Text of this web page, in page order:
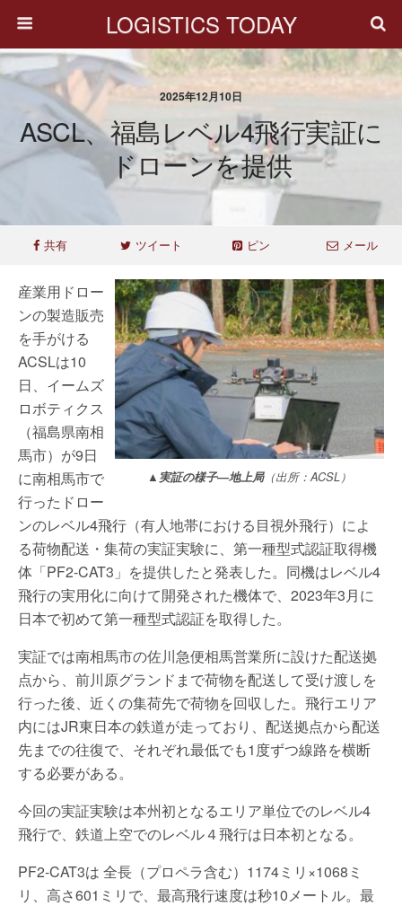
LOGISTICS TODAY
2025年12月10日
ASCL、福島レベル4飛行実証に
ドローンを提供
共有 ツイート ピン メール
▲実証の様子―地上局（出所：ACSL）
産業用ドロー
ンの製造販売
を手がける
ACSLは10
日、イームズ
ロボティクス
（福島県南相
馬市）が9日
に南相馬市で
行ったドロー
ンのレベル4飛行（有人地帯における目視外飛行）によ
る荷物配送・集荷の実証実験に、第一種型式認証取得機
体「PF2-CAT3」を提供したと発表した。同機はレベル4
飛行の実用化に向けて開発された機体で、2023年3月に
日本で初めて第一種型式認証を取得した。
実証では南相馬市の佐川急便相馬営業所に設けた配送拠
点から、前川原グランドまで荷物を配送して受け渡しを
行った後、近くの集荷先で荷物を回収した。飛行エリア
内にはJR東日本の鉄道が走っており、配送拠点から配送
先までの往復で、それぞれ最低でも1度ずつ線路を横断
する必要がある。
今回の実証実験は本州初となるエリア単位でのレベル4
飛行で、鉄道上空でのレベル４飛行は日本初となる。
PF2-CAT3は 全長（プロペラ含む）1174ミリ×1068ミ
リ、高さ601ミリで、最高飛行速度は秒10メートル。最